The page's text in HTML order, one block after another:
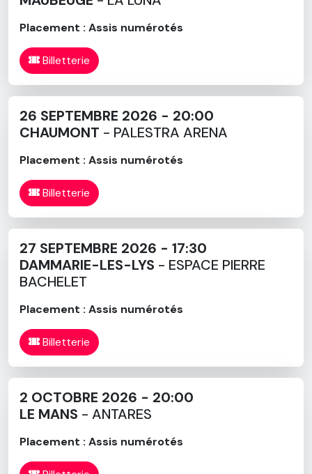
35ème anniversaire de la tournée Fredericks Goldman
Jones. Revivez le temps d’une soirée le phénomène des
années 1980 à 2000 où chacun peut fredonner ses
refrains préférés de Jean-Jacques Goldman, connu
également à l’international grâce à l’album D’EUX de Céline
Dion qu’il a écrit spécialement pour l’artiste, mais aussi du
trio, depuis « Envole-moi » en passant par « A nos actes
manqués » ou encore « Il suffira d’un signe ».
Placement : Assis numérotés
Billetterie
26 SEPTEMBRE 2026 - 20:00
CHAUMONT - PALESTRA ARENA
Placement : Assis numérotés
Billetterie
27 SEPTEMBRE 2026 - 17:30
DAMMARIE-LES-LYS - ESPACE PIERRE
BACHELET
Placement : Assis numérotés
Billetterie
2 OCTOBRE 2026 - 20:00
LE MANS - ANTARES
Placement : Assis numérotés